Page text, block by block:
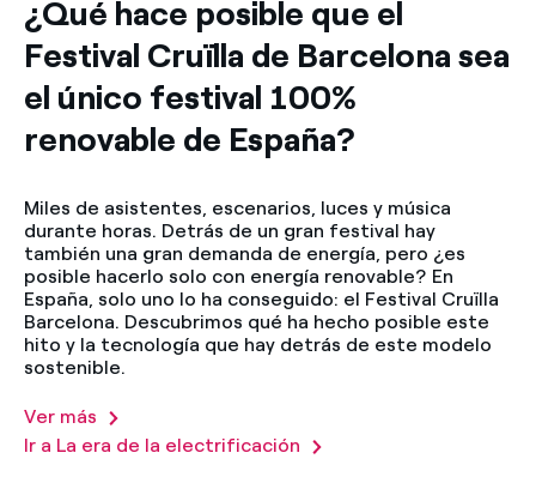
¿Qué hace posible que el
Festival Cruïlla de Barcelona sea
el único festival 100%
renovable de España?
Miles de asistentes, escenarios, luces y música
durante horas. Detrás de un gran festival hay
también una gran demanda de energía, pero ¿es
posible hacerlo solo con energía renovable? En
España, solo uno lo ha conseguido: el Festival Cruïlla
Barcelona. Descubrimos qué ha hecho posible este
hito y la tecnología que hay detrás de este modelo
sostenible.
Ver más
Ir a La era de la electrificación